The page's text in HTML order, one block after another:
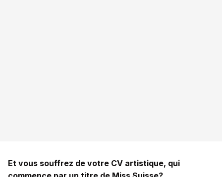
Et vous souffrez de votre CV artistique, qui